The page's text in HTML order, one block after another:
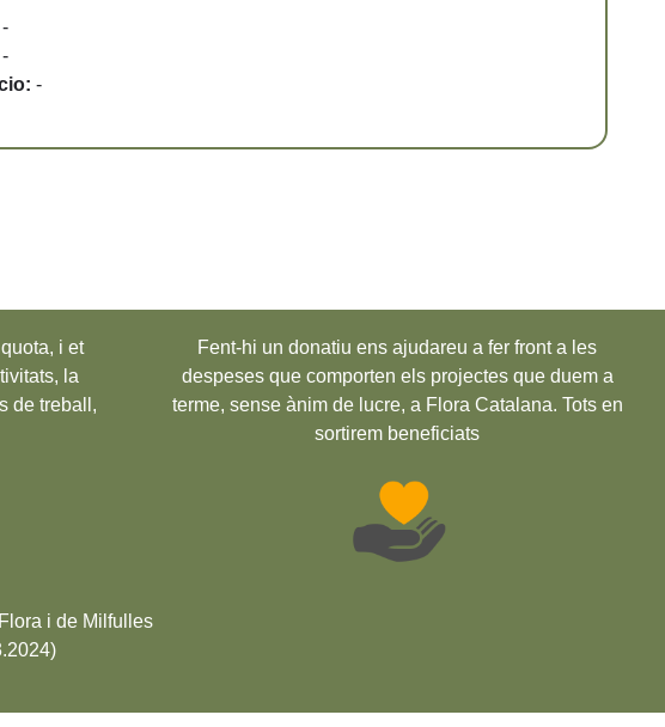
-
-
-
i et
la
de treball,
Fent-hi un donatiu ens ajudareu a fer front a les
despeses que comporten els projectes que duem a
terme, sense ànim de lucre, a Flora Catalana. Tots en
sortirem beneficiats
i de Milfulles